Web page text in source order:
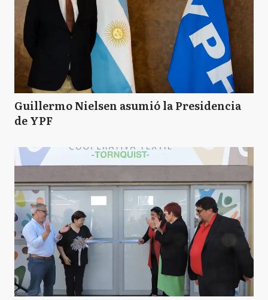
Guillermo Nielsen asumió la Presidencia
de YPF